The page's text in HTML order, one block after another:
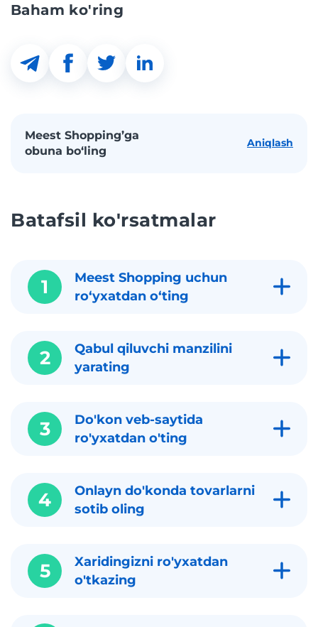
Baham ko'ring
Meest Shopping’ga
obuna bo‘ling
Aniqlash
Batafsil ko'rsatmalar
1
Meest Shopping uchun
roʻyxatdan oʻting
2
Qabul qiluvchi manzilini
yarating
3
Do'kon veb-saytida
ro'yxatdan o'ting
4
Onlayn do'konda tovarlarni
sotib oling
5
Xaridingizni ro'yxatdan
o'tkazing